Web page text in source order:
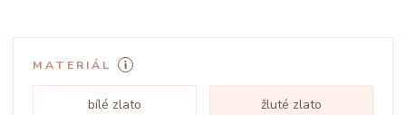
MATERIÁL
bílé zlato žluté zlato